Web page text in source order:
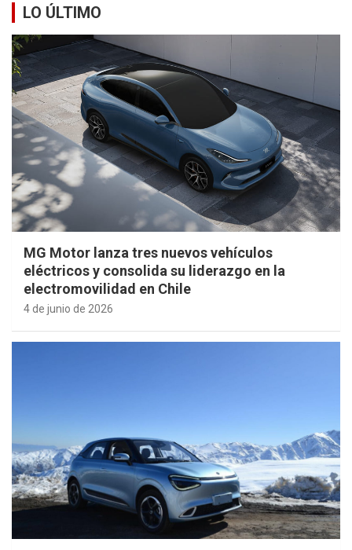
LO ÚLTIMO
MG Motor lanza tres nuevos vehículos
eléctricos y consolida su liderazgo en la
electromovilidad en Chile
4 de junio de 2026